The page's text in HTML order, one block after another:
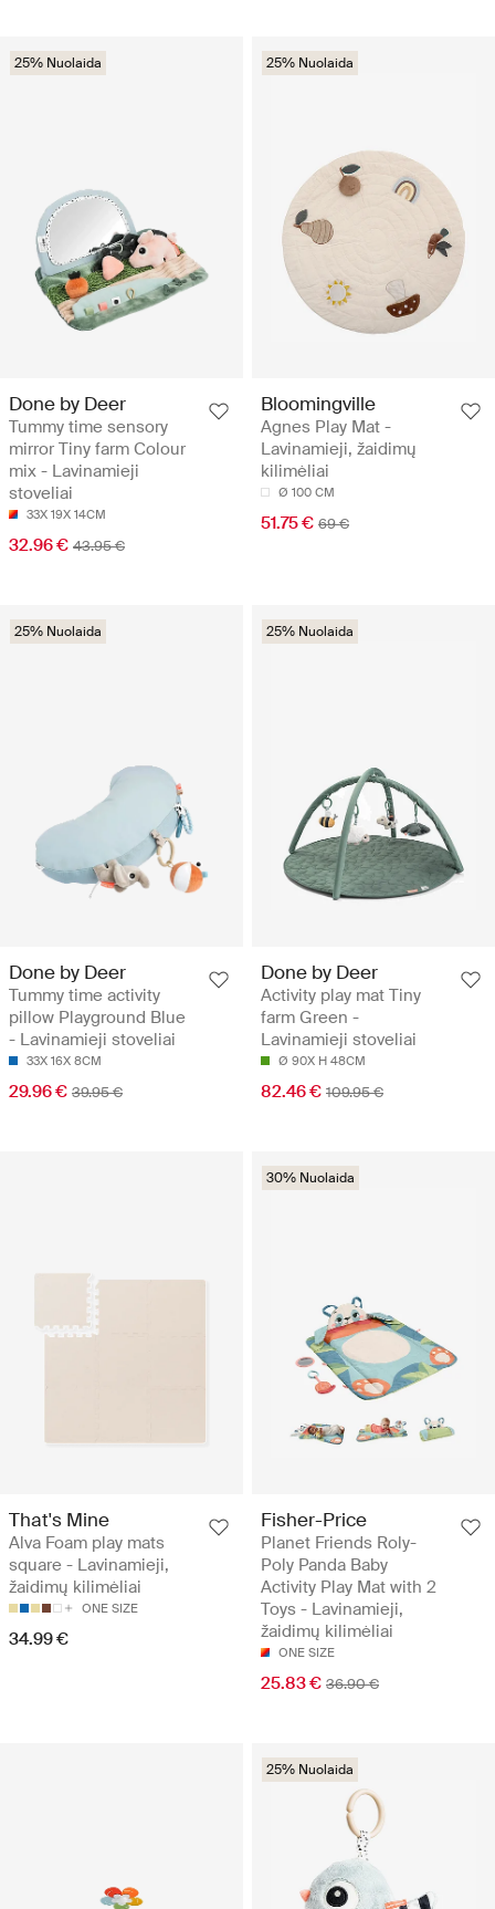
25% Nuolaida
Done by Deer
Tummy time sensory
mirror Tiny farm Colour
mix - Lavinamieji
stoveliai
33X 19X 14CM
32.96 € 43.95 €
25% Nuolaida
Bloomingville
Agnes Play Mat -
Lavinamieji, žaidimų
kilimėliai
Ø 100 CM
51.75 € 69 €
25% Nuolaida
Done by Deer
Tummy time activity
pillow Playground Blue
- Lavinamieji stoveliai
33X 16X 8CM
29.96 € 39.95 €
25% Nuolaida
Done by Deer
Activity play mat Tiny
farm Green -
Lavinamieji stoveliai
Ø 90X H 48CM
82.46 € 109.95 €
That's Mine
Alva Foam play mats
square - Lavinamieji,
žaidimų kilimėliai
ONE SIZE
34.99 €
30% Nuolaida
Fisher-Price
Planet Friends Roly-
Poly Panda Baby
Activity Play Mat with 2
Toys - Lavinamieji,
žaidimų kilimėliai
ONE SIZE
25.83 € 36.90 €
25% Nuolaida